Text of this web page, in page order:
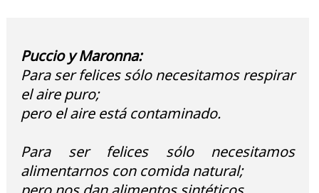
Puccio y Maronna:
Para ser felices sólo necesitamos respirar
el aire puro;
pero el aire está contaminado.
Para ser felices sólo necesitamos
alimentarnos con comida natural;